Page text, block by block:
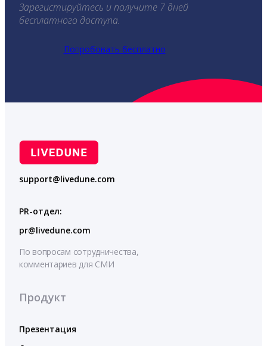
Зарегистируйтесь и получите 7 дней
бесплатного доступа.
Попробовать бесплатно
support@livedune.com
PR-отдел:
pr@livedune.com
По вопросам сотрудничества,
комментариев для СМИ
Продукт
Презентация